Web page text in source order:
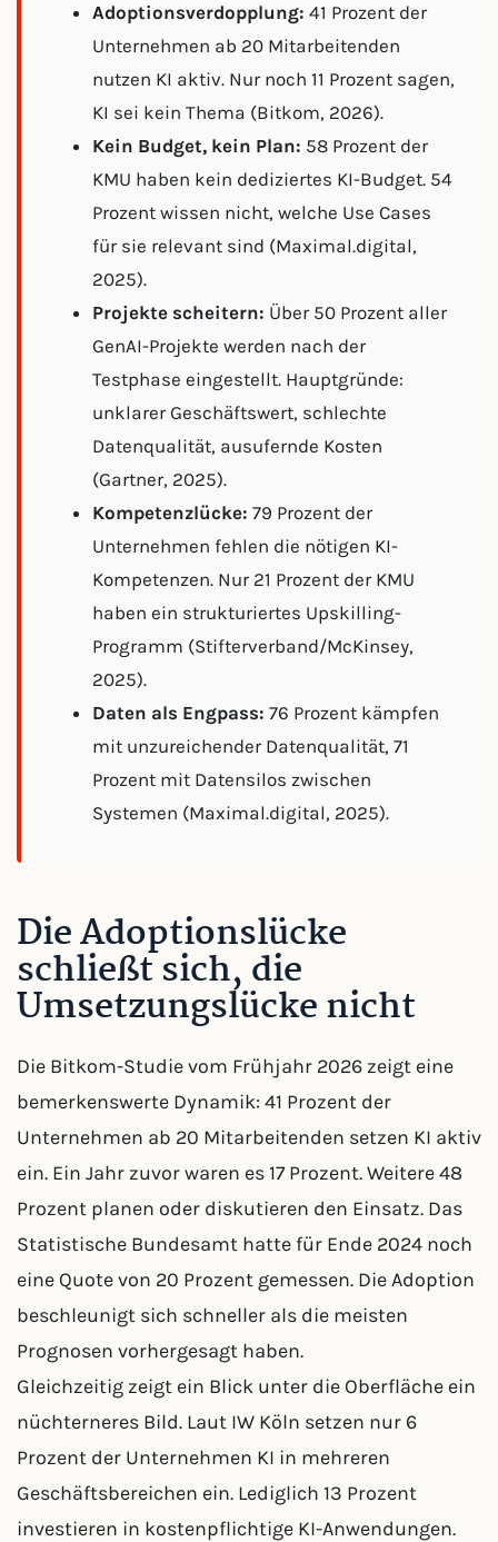
Adoptionsverdopplung: 41 Prozent der
Unternehmen ab 20 Mitarbeitenden
nutzen KI aktiv. Nur noch 11 Prozent sagen,
KI sei kein Thema (Bitkom, 2026).
Kein Budget, kein Plan: 58 Prozent der
KMU haben kein dediziertes KI-Budget. 54
Prozent wissen nicht, welche Use Cases
für sie relevant sind (Maximal.digital,
2025).
Projekte scheitern: Über 50 Prozent aller
GenAI-Projekte werden nach der
Testphase eingestellt. Hauptgründe:
unklarer Geschäftswert, schlechte
Datenqualität, ausufernde Kosten
(Gartner, 2025).
Kompetenzlücke: 79 Prozent der
Unternehmen fehlen die nötigen KI-
Kompetenzen. Nur 21 Prozent der KMU
haben ein strukturiertes Upskilling-
Programm (Stifterverband/McKinsey,
2025).
Daten als Engpass: 76 Prozent kämpfen
mit unzureichender Datenqualität, 71
Prozent mit Datensilos zwischen
Systemen (Maximal.digital, 2025).
Die Adoptionslücke
schließt sich, die
Umsetzungslücke nicht
Die Bitkom-Studie vom Frühjahr 2026 zeigt eine
bemerkenswerte Dynamik: 41 Prozent der
Unternehmen ab 20 Mitarbeitenden setzen KI aktiv
ein. Ein Jahr zuvor waren es 17 Prozent. Weitere 48
Prozent planen oder diskutieren den Einsatz. Das
Statistische Bundesamt hatte für Ende 2024 noch
eine Quote von 20 Prozent gemessen. Die Adoption
beschleunigt sich schneller als die meisten
Prognosen vorhergesagt haben.
Gleichzeitig zeigt ein Blick unter die Oberfläche ein
nüchterneres Bild. Laut IW Köln setzen nur 6
Prozent der Unternehmen KI in mehreren
Geschäftsbereichen ein. Lediglich 13 Prozent
investieren in kostenpflichtige KI-Anwendungen.